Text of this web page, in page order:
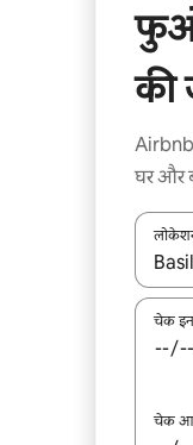
की
Airbnb
घर और
चेक इन
चेक